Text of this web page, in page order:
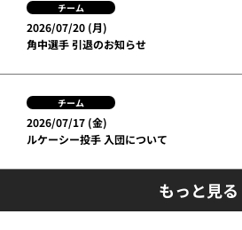
チーム
2026/07/20 (月)
角中選手 引退のお知らせ
チーム
2026/07/17 (金)
ルケーシー投手 入団について
もっと見る